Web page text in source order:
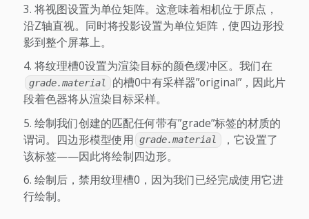
将视图设置为单位矩阵。这意味着相机位于原点，
沿Z轴直视。同时将投影设置为单位矩阵，使四边形投
影到整个屏幕上。
将纹理槽0设置为渲染目标的颜色缓冲区。我们在
grade.material
的槽0中有采样器”original”，因此片
段着色器将从渲染目标采样。
绘制我们创建的匹配任何带有”grade”标签的材质的
谓词。四边形模型使用 grade.material
，它设置了
该标签——因此将绘制四边形。
绘制后，禁用纹理槽0，因为我们已经完成使用它进
行绘制。